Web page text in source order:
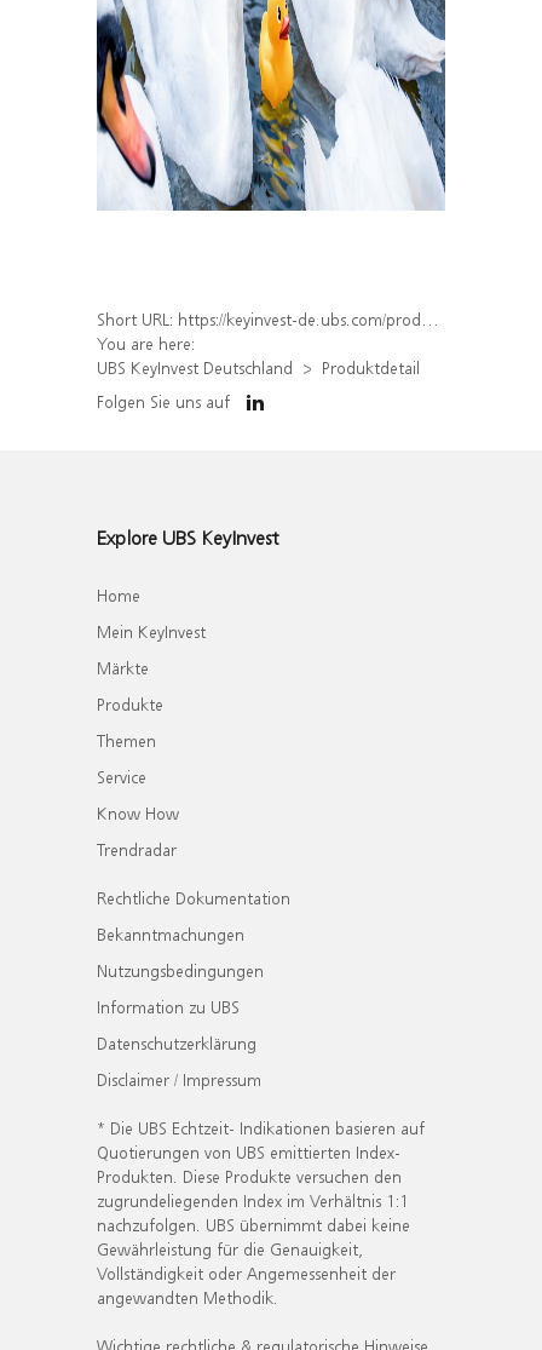
Short URL: https://keyinvest-de.ubs.com/produkt/detail/index/isin/DE000WA18JD6
You are here:
UBS KeyInvest Deutschland
Produktdetail
Folgen Sie uns auf
Explore UBS KeyInvest
Home
Mein KeyInvest
Märkte
Produkte
Themen
Service
Know How
Trendradar
Rechtliche Dokumentation
Bekanntmachungen
Nutzungsbedingungen
Information zu UBS
Datenschutzerklärung
Disclaimer / Impressum
* Die UBS Echtzeit- Indikationen basieren auf
Quotierungen von UBS emittierten Index-
Produkten. Diese Produkte versuchen den
zugrundeliegenden Index im Verhältnis 1:1
nachzufolgen. UBS übernimmt dabei keine
Gewährleistung für die Genauigkeit,
Vollständigkeit oder Angemessenheit der
angewandten Methodik.